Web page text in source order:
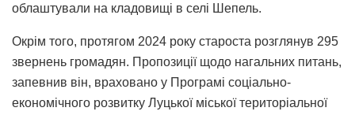
облаштували на кладовищі в селі Шепель.
Окрім того, протягом 2024 року староста розглянув 295
звернень громадян. Пропозиції щодо нагальних питань,
запевнив він, враховано у Програмі соціально-
економічного розвитку Луцької міської територіальної